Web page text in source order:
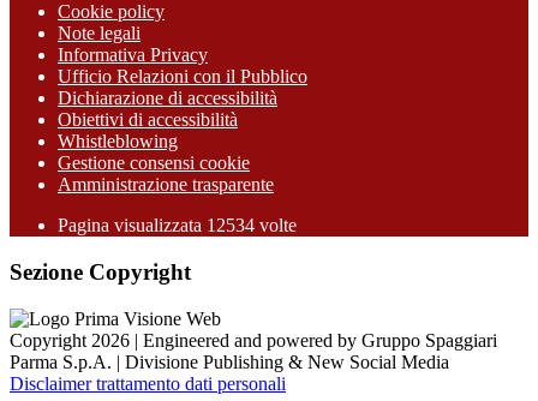
Cookie policy
Note legali
Informativa Privacy
Ufficio Relazioni con il Pubblico
Dichiarazione di accessibilità
Obiettivi di accessibilità
Whistleblowing
Gestione consensi cookie
Amministrazione trasparente
Pagina visualizzata 12534 volte
Sezione Copyright
Copyright 2026 | Engineered and powered by Gruppo Spaggiari
Parma S.p.A. | Divisione Publishing & New Social Media
Disclaimer trattamento dati personali